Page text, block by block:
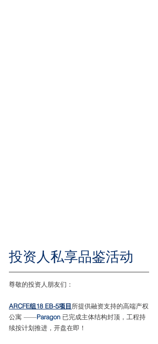
投资人私享品鉴活动
尊敬的投资人朋友们：
ARCFE组18 EB-5项目所提供融资支持的高端产权
公寓 ——Paragon 已完成主体结构封顶，工程持
续按计划推进，开盘在即！